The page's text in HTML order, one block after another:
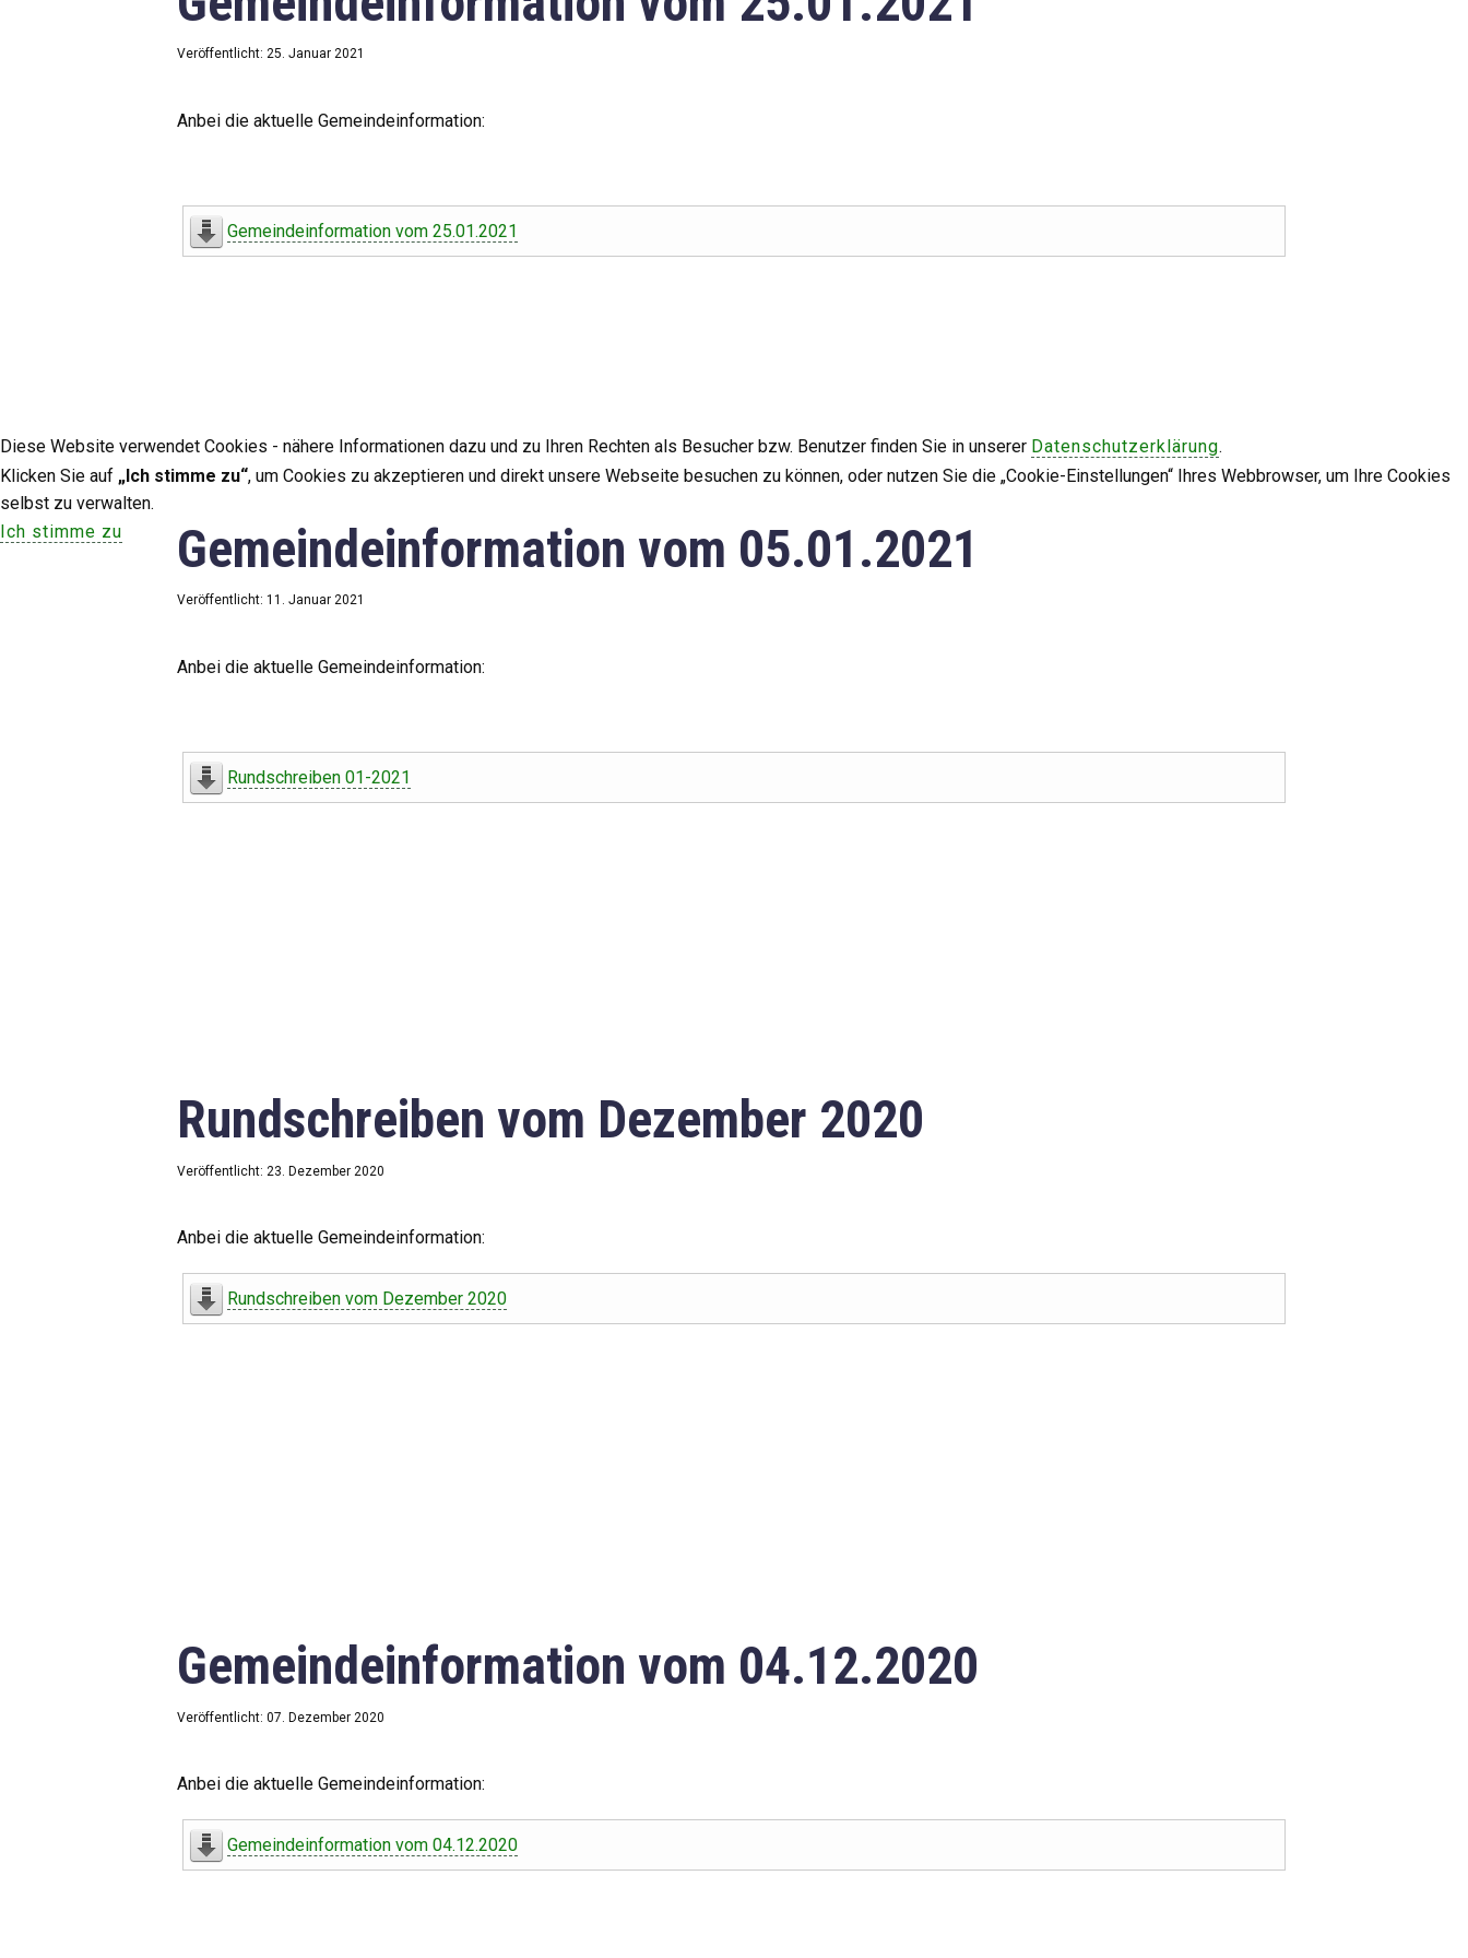
Veröffentlicht: 25. Januar 2021
Anbei die aktuelle Gemeindeinformation:
Gemeindeinformation vom 25.01.2021
Gemeindeinformation vom 05.01.2021
Veröffentlicht: 11. Januar 2021
Anbei die aktuelle Gemeindeinformation:
Rundschreiben 01-2021
Rundschreiben vom Dezember 2020
Veröffentlicht: 23. Dezember 2020
Anbei die aktuelle Gemeindeinformation:
Rundschreiben vom Dezember 2020
Gemeindeinformation vom 04.12.2020
Veröffentlicht: 07. Dezember 2020
Anbei die aktuelle Gemeindeinformation:
Gemeindeinformation vom 04.12.2020
Diese Website verwendet Cookies - nähere Informationen dazu und zu Ihren Rechten als Besucher bzw. Benutzer finden Sie in unserer Datenschutzerklärung.
Klicken Sie auf „Ich stimme zu“, um Cookies zu akzeptieren und direkt unsere Webseite besuchen zu können, oder nutzen Sie die „Cookie-Einstellungen“ Ihres Webbrowser, um Ihre Cookies
selbst zu verwalten.
Ich stimme zu